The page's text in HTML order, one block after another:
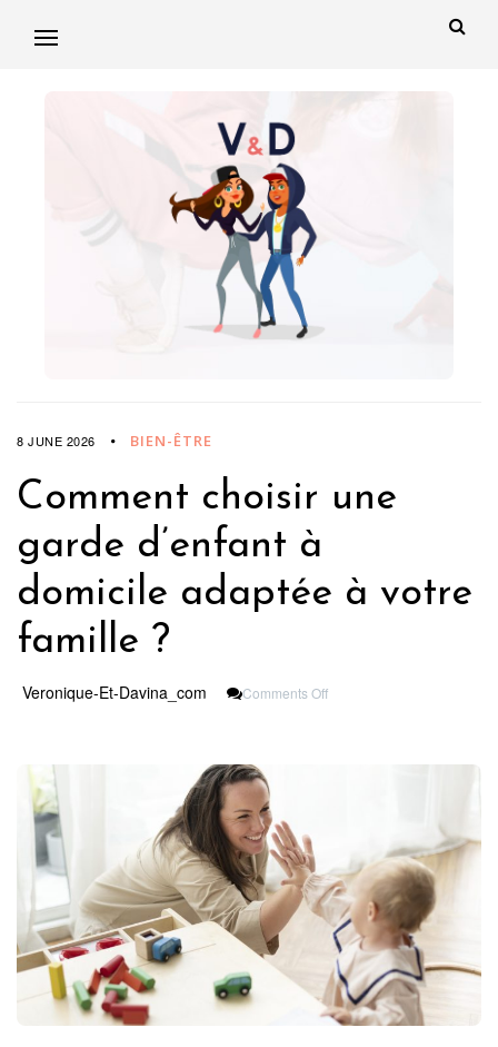
8 JUNE 2026 BIEN-ÊTRE
Comment choisir une
garde d’enfant à
domicile adaptée à votre
famille ?
Veronique-Et-Davina_com Comments OffOn
Adaptée
À
Votre
Famille
?